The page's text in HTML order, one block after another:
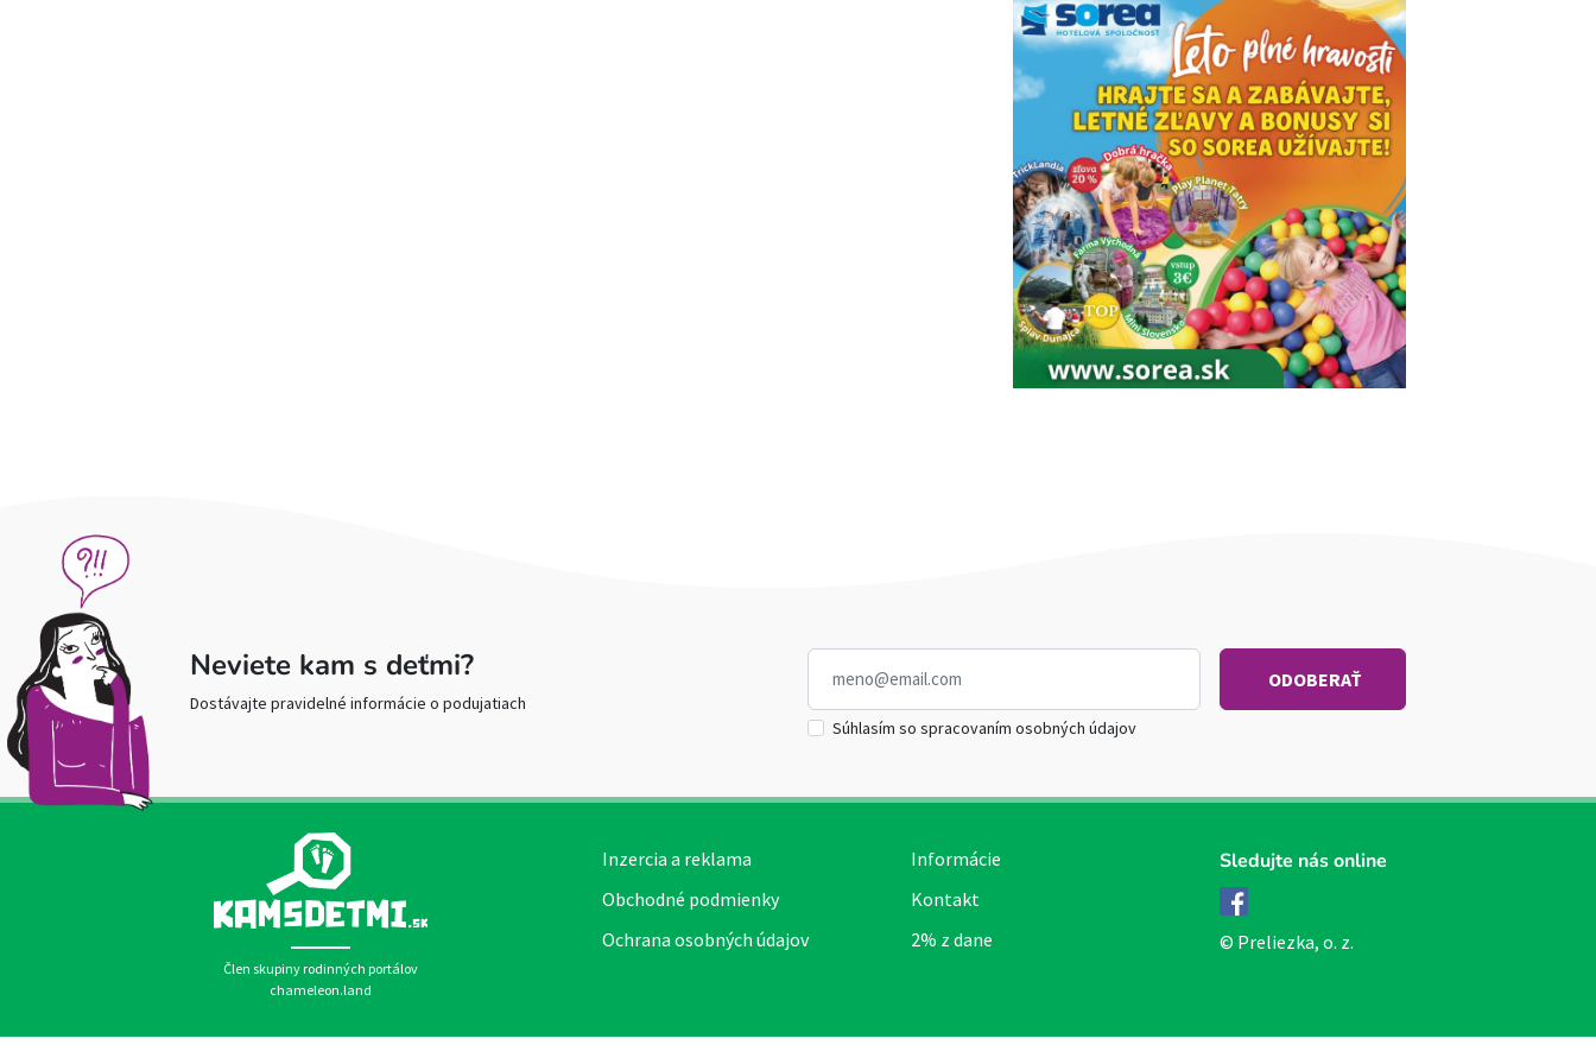
Neviete kam s deťmi?
Dostávajte pravidelné informácie o podujatiach
Súhlasím so spracovaním osobných údajov
Člen skupiny rodinných portálov
chameleon.land
Inzercia a reklama
Obchodné podmienky
Ochrana osobných údajov
Informácie
Kontakt
2% z dane
Sledujte nás online
© Preliezka, o. z.